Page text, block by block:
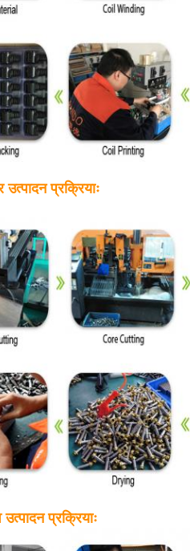
प्रक्रियाः
प्रक्रियाः